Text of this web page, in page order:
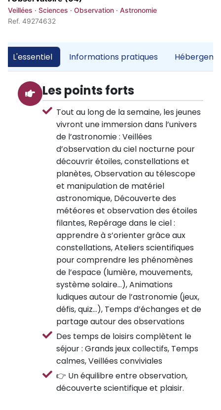
Veillées · Sciences · Observation · Astronomie
Ref. 49274632
L'essentiel Informations pratiques
Les points forts
Tout au long de la semaine, les jeunes
vivront une immersion dans l’univers
de l’astronomie : Veillées
d’observation du ciel nocturne pour
découvrir étoiles, constellations et
planètes, Observation au télescope
et manipulation de matériel
astronomique, Découverte des
météores et observation des étoiles
filantes, Repérage dans le ciel :
apprendre à s’orienter grâce aux
constellations, Ateliers scientifiques
pour comprendre les phénomènes
de l’espace (lumière, mouvements,
système solaire…), Animations
ludiques autour de l’astronomie (jeux,
défis, quiz…), Temps d’échanges et de
partage autour des observations
Des temps de loisirs complètent le
séjour : Grands jeux collectifs, Temps
calmes, Veillées conviviales
👉 Un équilibre entre observation,
découverte scientifique et plaisir.